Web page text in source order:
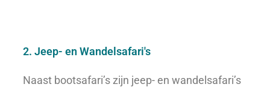
2. Jeep- en Wandelsafari's
Naast bootsafari’s zijn jeep- en wandelsafari’s